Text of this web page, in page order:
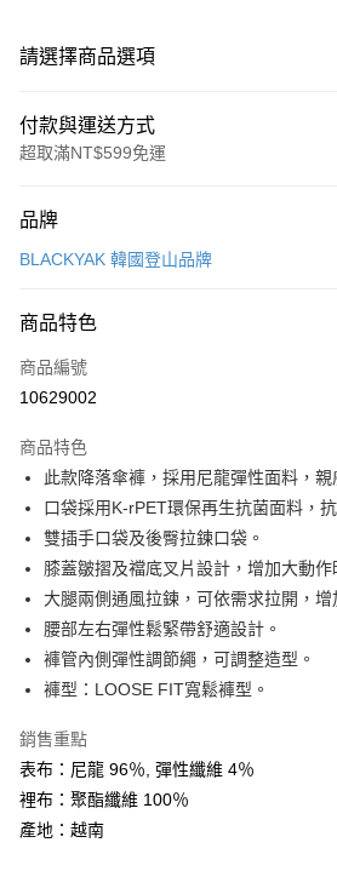
請選擇商品選項
付款與運送方式
超取滿NT$599免運
信用卡一次付款
LINE Pay
Apple Pay
悠遊付
Google Pay
全盈+PAY
AFTEE先享後付
相關說明
【關於「AFTEE先享後付」】
AFTEE先享後付是「在收到商品之後才付款」
便利好安心！
２．便利：只要手機號碼，簡訊認證，即可結帳
３．安心：先確認商品／服務後，再付款。
【「AFTEE先享後付」結帳流程】
１．於結帳方式選擇「AFTEE先享後付」後，
ATM付款
運送方式
全家取貨付款
每筆NT$60，滿NT$599(含以上)免運費
付款後全家取貨
品牌
BLACKYAK 韓國登山品牌
商品特色
商品編號
10629002
商品特色
此款降落傘褲，採用尼龍彈性面料，親
口袋採用K-rPET環保再生抗菌面料，
雙插手口袋及後臀拉鍊口袋。
膝蓋皺摺及襠底叉片設計，增加大動作
大腿兩側通風拉鍊，可依需求拉開，增
腰部左右彈性鬆緊帶舒適設計。
褲管內側彈性調節繩，可調整造型。
褲型：LOOSE FIT寬鬆褲型。
銷售重點
表布：尼龍 96％, 彈性纖維 4％
裡布：聚酯纖維 100％
產地：越南